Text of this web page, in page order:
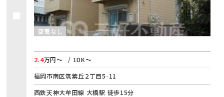
空室なし
2.4万円～
/ 1DK～
福岡市南区筑紫丘２丁目5-11
西鉄天神大牟田線 大橋駅 徒歩15分